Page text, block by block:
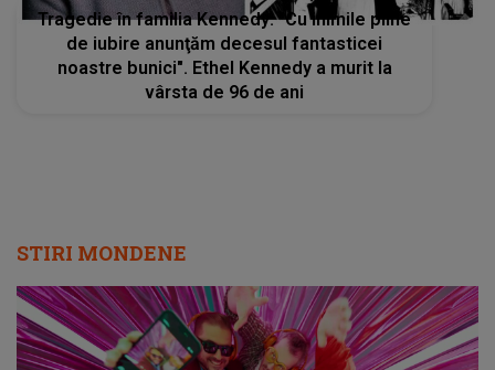
Tragedie în familia Kennedy: "Cu inimile pline
de iubire anunţăm decesul fantasticei
noastre bunici". Ethel Kennedy a murit la
vârsta de 96 de ani
STIRI MONDENE